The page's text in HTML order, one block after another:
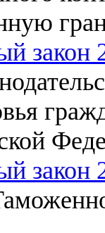
закон
закон